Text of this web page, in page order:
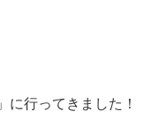
」に行ってきました！